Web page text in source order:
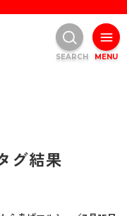
グ結果
MENU
SEARCH